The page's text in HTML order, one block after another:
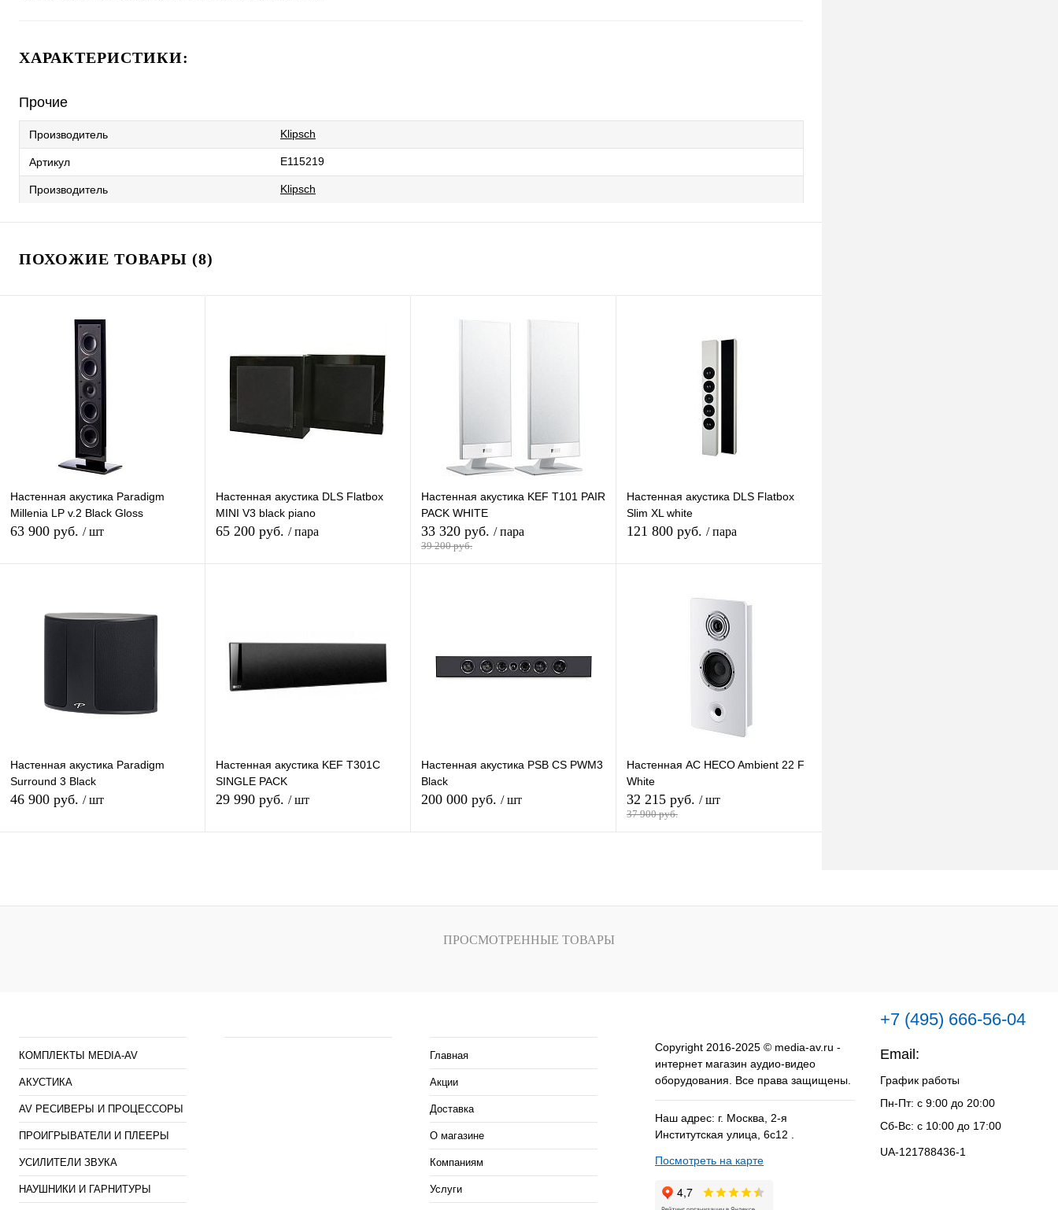
ХАРАКТЕРИСТИКИ:
Прочие
Производитель Klipsch
Артикул E115219
Производитель Klipsch
ПОХОЖИЕ ТОВАРЫ (8)
Настенная акустика Paradigm
Millenia LP v.2 Black Gloss
63 900 руб. / шт
Настенная акустика DLS Flatbox
MINI V3 black piano
65 200 руб. / пара
В избранное
В
Настенная акустика KEF T101 PAIR
PACK WHITE
33 320 руб. / пара
39 200 руб.
В избранное Под заказ
Настенная акустика DLS Flatbox
Slim XL white
121 800 руб. / пара
Купить в 1 клик
Настенная акустика Paradigm
Surround 3 Black
46 900 руб. / шт
Настенная акустика KEF T301C
SINGLE PACK
29 990 руб. / шт
Настенная акустика PSB CS PWM3
Black
200 000 руб. / шт
Настенная АС HECO Ambient 22 F
White
32 215 руб. / шт
37 900 руб.
ПРОСМОТРЕННЫЕ ТОВАРЫ
КОМПЛЕКТЫ MEDIA-AV
АКУСТИКА
AV РЕСИВЕРЫ И ПРОЦЕССОРЫ
ПРОИГРЫВАТЕЛИ И ПЛЕЕРЫ
УСИЛИТЕЛИ ЗВУКА
НАУШНИКИ И ГАРНИТУРЫ
Главная
Акции
Доставка
О магазине
Компаниям
Услуги
Copyright 2016-2025 © media-av.ru -
интернет магазин аудио-видео
оборудования. Все права защищены.
Наш адрес: г. Москва, 2-я
Институтская улица, 6с12 .
Посмотреть на карте
+7 (495) 666-56-04
Email:
График работы
Пн-Пт: с 9:00 до 20:00
Сб-Вс: с 10:00 до 17:00
UA-121788436-1